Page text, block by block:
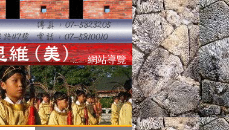
::: 網站導覽
空氣品質監測站
圓夢助學網